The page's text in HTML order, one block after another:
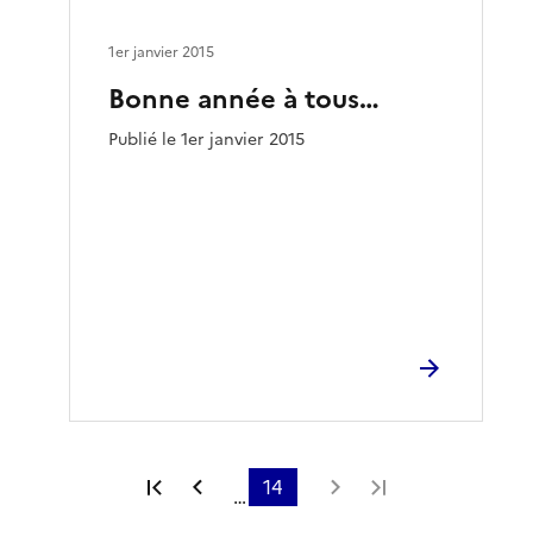
Bonne année à tous…
Publié le 1er janvier 2015
1er janvier 2015
Première page
Page précédente
… 14 Page suivante